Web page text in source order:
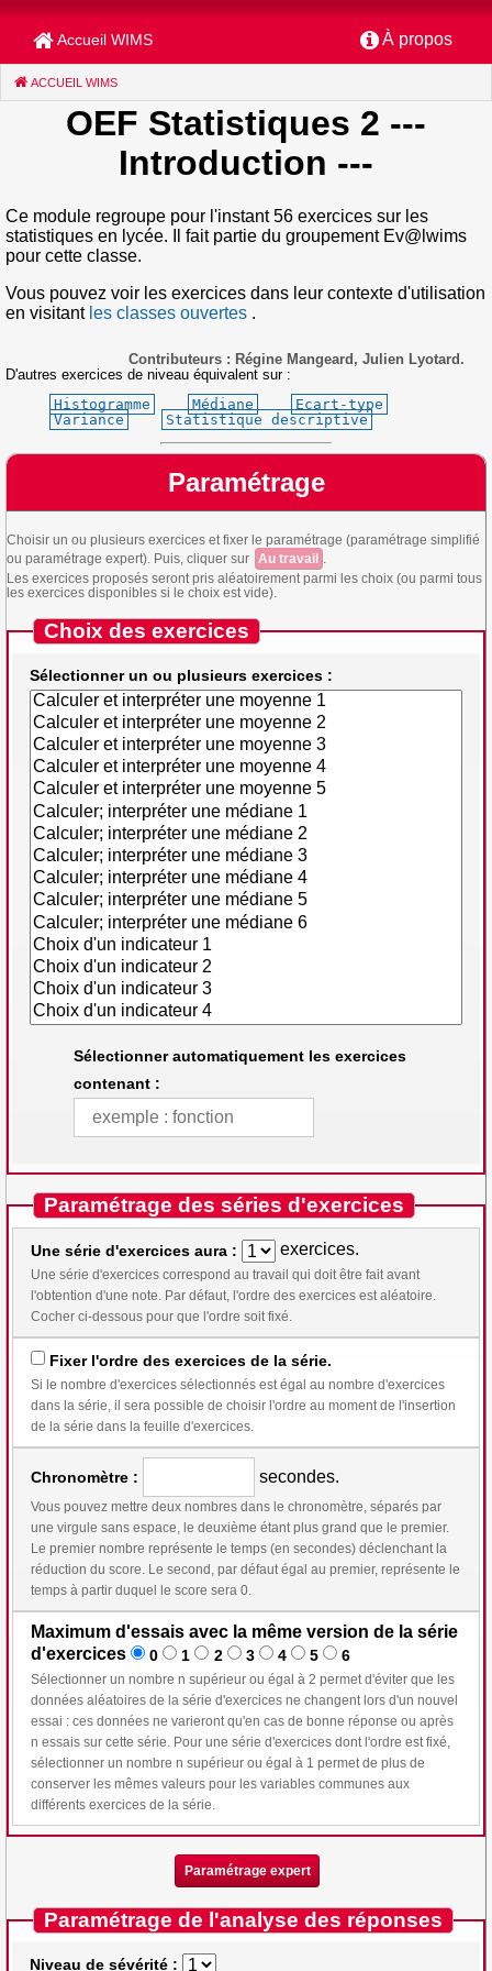
Accueil WIMS À propos
ACCUEIL WIMS
OEF Statistiques 2 ---
Introduction ---
Ce module regroupe pour l'instant 56 exercices sur les
statistiques en lycée. Il fait partie du groupement Ev@lwims
pour cette classe.
Vous pouvez voir les exercices dans leur contexte d'utilisation
en visitant les classes ouvertes .
Contributeurs : Régine Mangeard, Julien Lyotard.
D'autres exercices de niveau équivalent sur :
Histogramme
Médiane
Ecart-type
Variance
Statistique descriptive
Paramétrage
Choisir un ou plusieurs exercices et fixer le paramétrage (paramétrage simplifié
ou paramétrage expert). Puis, cliquer sur
Au travail
Les exercices proposés seront pris aléatoirement parmi les choix (ou parmi tous
les exercices disponibles si le choix est vide).
Choix des exercices
Sélectionner un ou plusieurs exercices :
Sélectionner automatiquement les exercices
contenant :
Paramétrage des séries d'exercices
Une série d'exercices aura : exercices.
Une série d'exercices correspond au travail qui doit être fait avant
l'obtention d'une note. Par défaut, l'ordre des exercices est aléatoire.
Cocher ci-dessous pour que l'ordre soit fixé.
Fixer l'ordre des exercices de la série.
Si le nombre d'exercices sélectionnés est égal au nombre d'exercices
dans la série, il sera possible de choisir l'ordre au moment de l'insertion
de la série dans la feuille d'exercices.
Chronomètre : secondes.
Vous pouvez mettre deux nombres dans le chronomètre, séparés par
une virgule sans espace, le deuxième étant plus grand que le premier.
Le premier nombre représente le temps (en secondes) déclenchant la
réduction du score. Le second, par défaut égal au premier, représente le
temps à partir duquel le score sera 0.
Maximum d'essais avec la même version de la série
d'exercices
0 1 2 3 4 5 6
Sélectionner un nombre n supérieur ou égal à 2 permet d'éviter que les
données aléatoires de la série d'exercices ne changent lors d'un nouvel
essai : ces données ne varieront qu'en cas de bonne réponse ou après
n essais sur cette série. Pour une série d'exercices dont l'ordre est fixé,
sélectionner un nombre n supérieur ou égal à 1 permet de plus de
conserver les mêmes valeurs pour les variables communes aux
différents exercices de la série.
Paramétrage expert
Paramétrage de l'analyse des réponses
Niveau de sévérité :